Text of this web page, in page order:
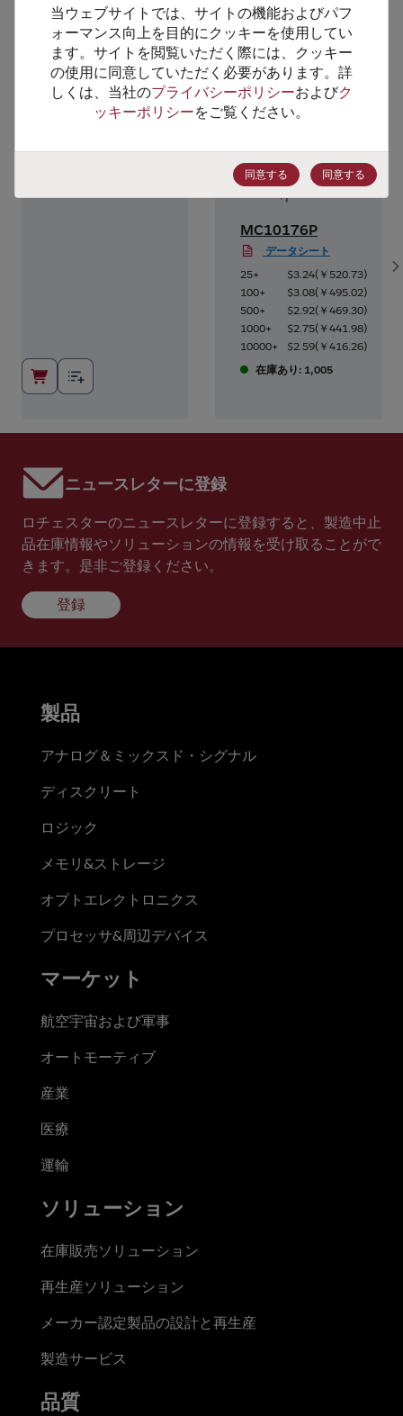
代替製品のご提案
MC10176P
データシート
25+
$3.24(￥520.73)
100+
$3.08(￥495.02)
500+
$2.92(￥469.30)
1000+
$2.75(￥441.98)
10000+
$2.59(￥416.26)
在庫あり: 1,005
ニュースレターに登録
ロチェスターのニュースレターに登録すると、製造中止
品在庫情報やソリューションの情報を受け取ることがで
きます。是非ご登録ください。
登録
当ウェブサイトでは、サイトの機能およびパフ
ォーマンス向上を目的にクッキーを使用してい
ます。サイトを閲覧いただく際には、クッキー
の使用に同意していただく必要があります。詳
しくは、当社のプライバシーポリシーおよびク
ッキーポリシーをご覧ください。
同意する 同意する
製品
アナログ＆ミックスド・シグナル
ディスクリート
ロジック
メモリ&ストレージ
オプトエレクトロニクス
プロセッサ&周辺デバイス
マーケット
航空宇宙および軍事
オートモーティブ
産業
医療
運輸
ソリューション
在庫販売ソリューション
再生産ソリューション
メーカー認定製品の設計と再生産
製造サービス
品質